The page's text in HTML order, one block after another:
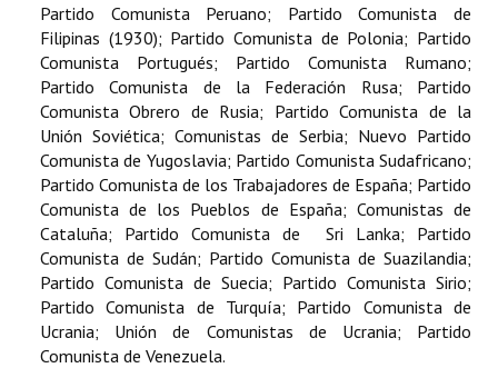
Partido Comunista Peruano; Partido Comunista de
Filipinas (1930); Partido Comunista de Polonia; Partido
Comunista Portugués; Partido Comunista Rumano;
Partido Comunista de la Federación Rusa; Partido
Comunista Obrero de Rusia; Partido Comunista de la
Unión Soviética; Comunistas de Serbia; Nuevo Partido
Comunista de Yugoslavia; Partido Comunista Sudafricano;
Partido Comunista de los Trabajadores de España; Partido
Comunista de los Pueblos de España; Comunistas de
Cataluña; Partido Comunista de Sri Lanka; Partido
Comunista de Sudán; Partido Comunista de Suazilandia;
Partido Comunista de Suecia; Partido Comunista Sirio;
Partido Comunista de Turquía; Partido Comunista de
Ucrania; Unión de Comunistas de Ucrania; Partido
Comunista de Venezuela.